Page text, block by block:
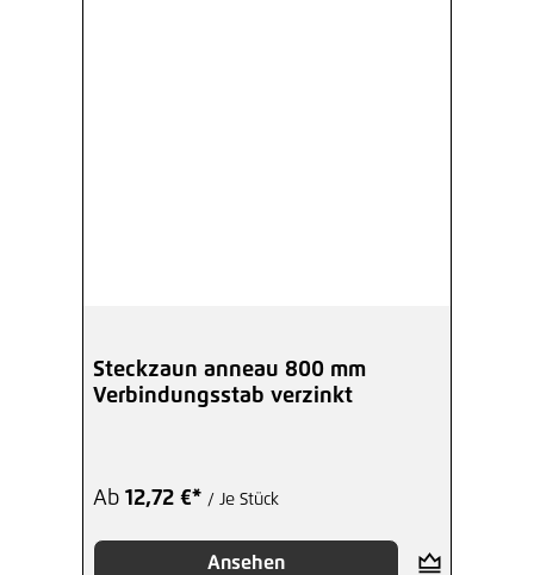
Steckzaun anneau 800 mm
Verbindungsstab verzinkt
Ab 12,72 €* / Je Stück
Ansehen